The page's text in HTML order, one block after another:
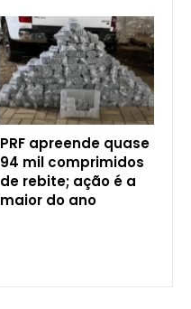
PRF apreende quase
94 mil comprimidos
de rebite; ação é a
maior do ano